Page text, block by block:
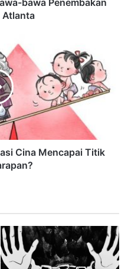
Atlanta
Cina Mencapai Titik